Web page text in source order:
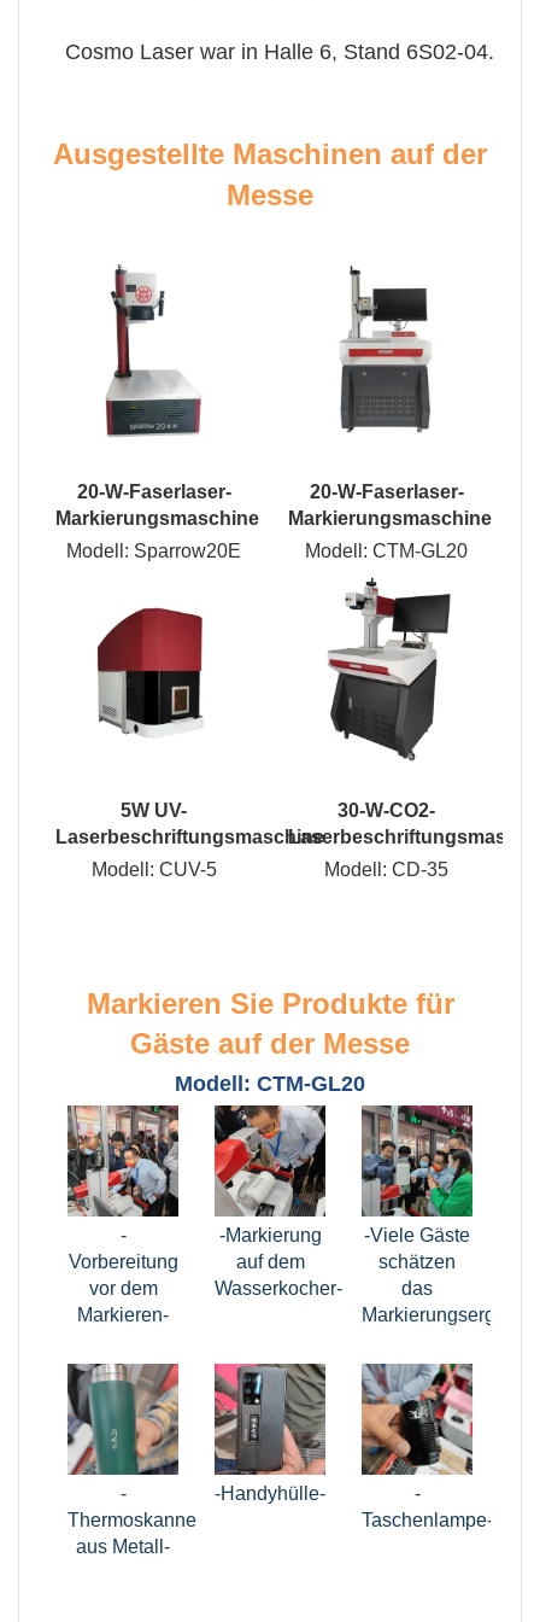
Cosmo Laser war in Halle 6, Stand 6S02-04.
Ausgestellte Maschinen auf der
Messe
20-W-Faserlaser-
Markierungsmaschine
Modell: Sparrow20E
20-W-Faserlaser-
Markierungsmaschine
Modell: CTM-GL20
5W UV-
Laserbeschriftungsmaschine
Modell: CUV-5
30-W-CO2-
Modell: CD-35
Markieren Sie Produkte für
Gäste auf der Messe
Modell: CTM-GL20
-
Vorbereitung
vor dem
Markieren-
-Markierung
auf dem
Wasserkocher-
-Viele Gäste
schätzen
das
-
Thermoskanne
aus Metall-
-Handyhülle-
-
Taschenlampe-